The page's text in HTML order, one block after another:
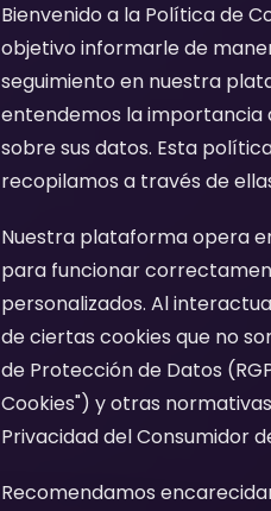
Bienvenido a la Política de
objetivo informarle de
seguimiento en nuestra
entendemos la
sobre sus datos. Esta
recopilamos a través de
Nuestra plataforma opera
para funcionar
personalizados. Al
de ciertas cookies que no
de Protección de Datos
Cookies") y otras
Privacidad del Consumidor
Recomendamos